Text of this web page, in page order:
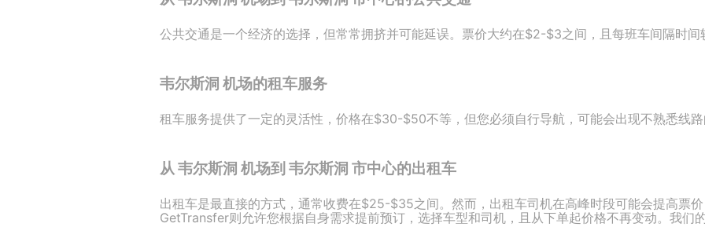
公共交通是一个经济的选择，但常常拥挤并可能延误。票价大约在$2-$3之间，且每班车间隔时间
韦尔斯洞 机场的租车服务
租车服务提供了一定的灵活性，价格在$30-$50不等，但您必须自行导航，可能会出现不熟悉线路
从 韦尔斯洞 机场到 韦尔斯洞 市中心的出租车
出租车是最直接的方式，通常收费在$25-$35之间。然而，出租车司机在高峰时段可能会提高票价
GetTransfer则允许您根据自身需求提前预订，选择车型和司机，且从下单起价格不再变动。我们